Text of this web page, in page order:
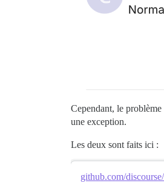
Cependant, le
une exception.
Les deux sont faits ici :
github.com/